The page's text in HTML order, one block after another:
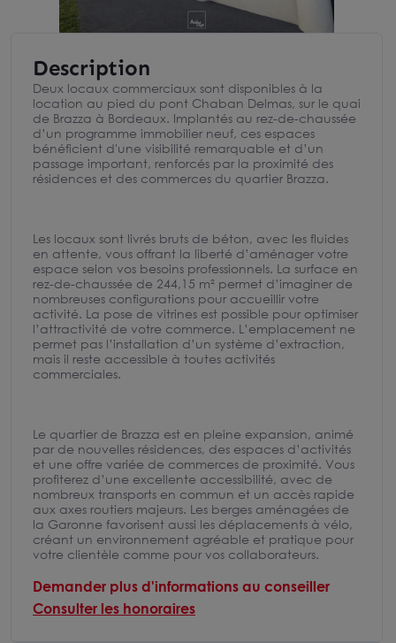
Description
Deux locaux commerciaux sont disponibles à la
location au pied du pont Chaban Delmas, sur le quai
de Brazza à Bordeaux. Implantés au rez-de-chaussée
d’un programme immobilier neuf, ces espaces
bénéficient d'une visibilité remarquable et d’un
passage important, renforcés par la proximité des
résidences et des commerces du quartier Brazza.
Les locaux sont livrés bruts de béton, avec les fluides
en attente, vous offrant la liberté d’aménager votre
espace selon vos besoins professionnels. La surface en
rez-de-chaussée de 244,15 m² permet d’imaginer de
nombreuses configurations pour accueillir votre
activité. La pose de vitrines est possible pour optimiser
l’attractivité de votre commerce. L’emplacement ne
permet pas l’installation d’un système d’extraction,
mais il reste accessible à toutes activités
commerciales.
Le quartier de Brazza est en pleine expansion, animé
par de nouvelles résidences, des espaces d’activités
et une offre variée de commerces de proximité. Vous
profiterez d’une excellente accessibilité, avec de
nombreux transports en commun et un accès rapide
aux axes routiers majeurs. Les berges aménagées de
la Garonne favorisent aussi les déplacements à vélo,
créant un environnement agréable et pratique pour
votre clientèle comme pour vos collaborateurs.
Demander plus d'informations au conseiller
Consulter les honoraires